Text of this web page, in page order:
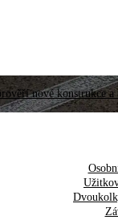
nové konstrukce